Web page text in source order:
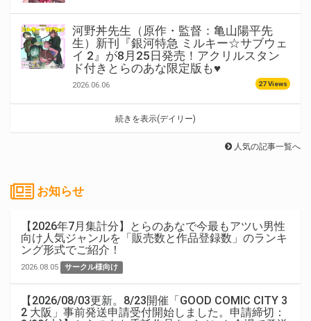
河野丼先生（原作・監督：亀山陽平先
生）新刊『銀河特急 ミルキー☆サブウェ
イ 2』が8月25日発売！アクリルスタン
ド付きとらのあな限定版も♥
2026.06.06 27 Views
続きを表示(デイリー)
人気の記事一覧へ
お知らせ
【2026年7月集計分】とらのあなで今最もアツい男性
向け人気ジャンルを「販売数と作品登録数」のランキ
ング形式でご紹介！
2026.08.05 サークル様向け
【2026/08/03更新。8/23開催「GOOD COMIC CITY 3
2 大阪」事前発送申請受付開始しました。申請締切：